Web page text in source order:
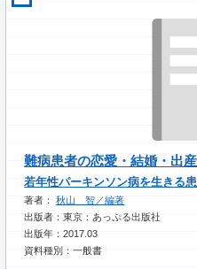
難病患者の恋愛・結婚・出
若年性パーキンソン病を生きる
著者：秋山 智／編著
出版者：東京：あっぷる出版社
出版年：2017.03
資料種別：一般書